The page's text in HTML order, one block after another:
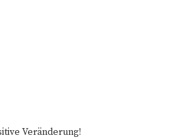
Veränderung!